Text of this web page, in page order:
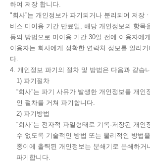
하여 저장 합니다.
"회사”는 개인정보가 파기되거나 분리되어 저장
비스 미이용 기간 만료일, 해당 개인정보의 항목
등의 방법으로 미이용 기간 30일 전에 이용자에
이용자는 회사에게 정확한 연락처 정보를 알리
다.
4. 개인정보 파기의 절차 및 방법은 다음과 같습
1) 파기절차
“회사”는 파기 사유가 발생한 개인정보를 개인
인 절차를 거쳐 파기합니다.
2) 파기방법
“회사”는 전자적 파일형태로 기록·저장된 개
수 없도록 기술적인 방법 또는 물리적인 방법
종이에 출력된 개인정보는 분쇄기로 분쇄하거
파기합니다.